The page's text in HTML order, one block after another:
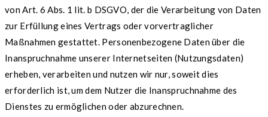
von Art. 6 Abs. 1 lit. b DSGVO, der die Verarbeitung von Daten
zur Erfüllung eines Vertrags oder vorvertraglicher
Maßnahmen gestattet. Personenbezogene Daten über die
Inanspruchnahme unserer Internetseiten (Nutzungsdaten)
erheben, verarbeiten und nutzen wir nur, soweit dies
erforderlich ist, um dem Nutzer die Inanspruchnahme des
Dienstes zu ermöglichen oder abzurechnen.